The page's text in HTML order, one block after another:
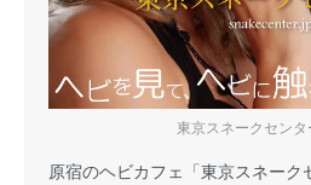
東京スネークセンタ
原宿のヘビカフェ「東京スネーク